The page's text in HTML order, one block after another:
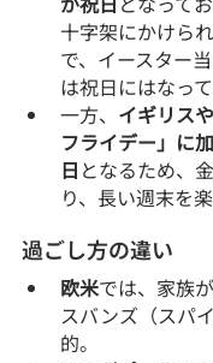
十字架にかけら
で、イースター
は祝日にはなっ
一方、 イギリス
フライデー」に
日 となるため、
り、長い週末を
過ごし方の違い
欧米では、家族
スバンズ（スパ
的。